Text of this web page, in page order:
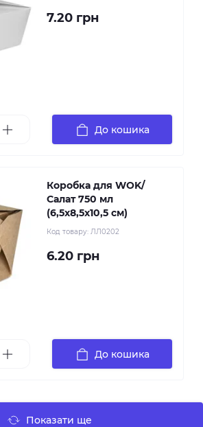
7.20 грн
До кошика
Коробка для WOK/
Салат 750 мл
(6,5х8,5х10,5 см)
Код товару: ЛЛ0202
6.20 грн
До кошика
Показати ще